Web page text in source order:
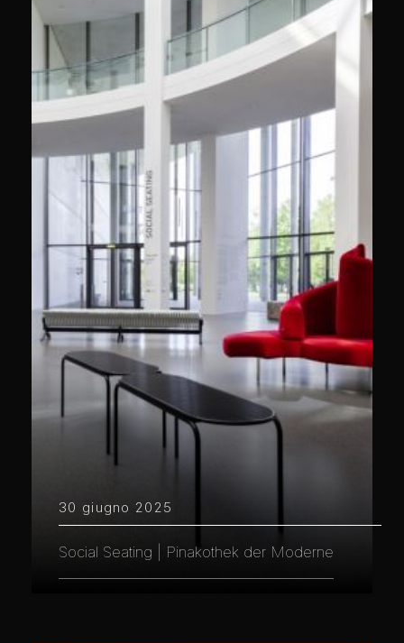
30 giugno 2025
Social Seating | Pinakothek der Moderne